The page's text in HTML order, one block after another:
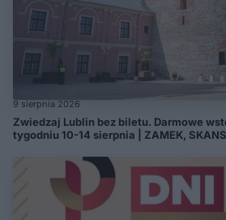
9 sierpnia 2026
Zwiedzaj Lublin bez biletu. Darmowe
tygodniu 10-14 sierpnia | ZAMEK,